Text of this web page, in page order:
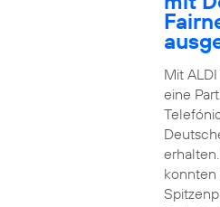
Mit
eine
konnten